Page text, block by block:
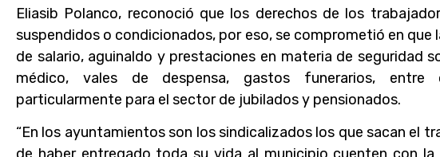
Eliasib Polanco, reconoció que los derechos de los
suspendidos o condicionados, por eso, se comprometió en que
de salario, aguinaldo y prestaciones en materia de seguridad
médico, vales de despensa, gastos funerarios, entre
particularmente para el sector de jubilados y pensionados.
“En los ayuntamientos son los sindicalizados los que sacan el